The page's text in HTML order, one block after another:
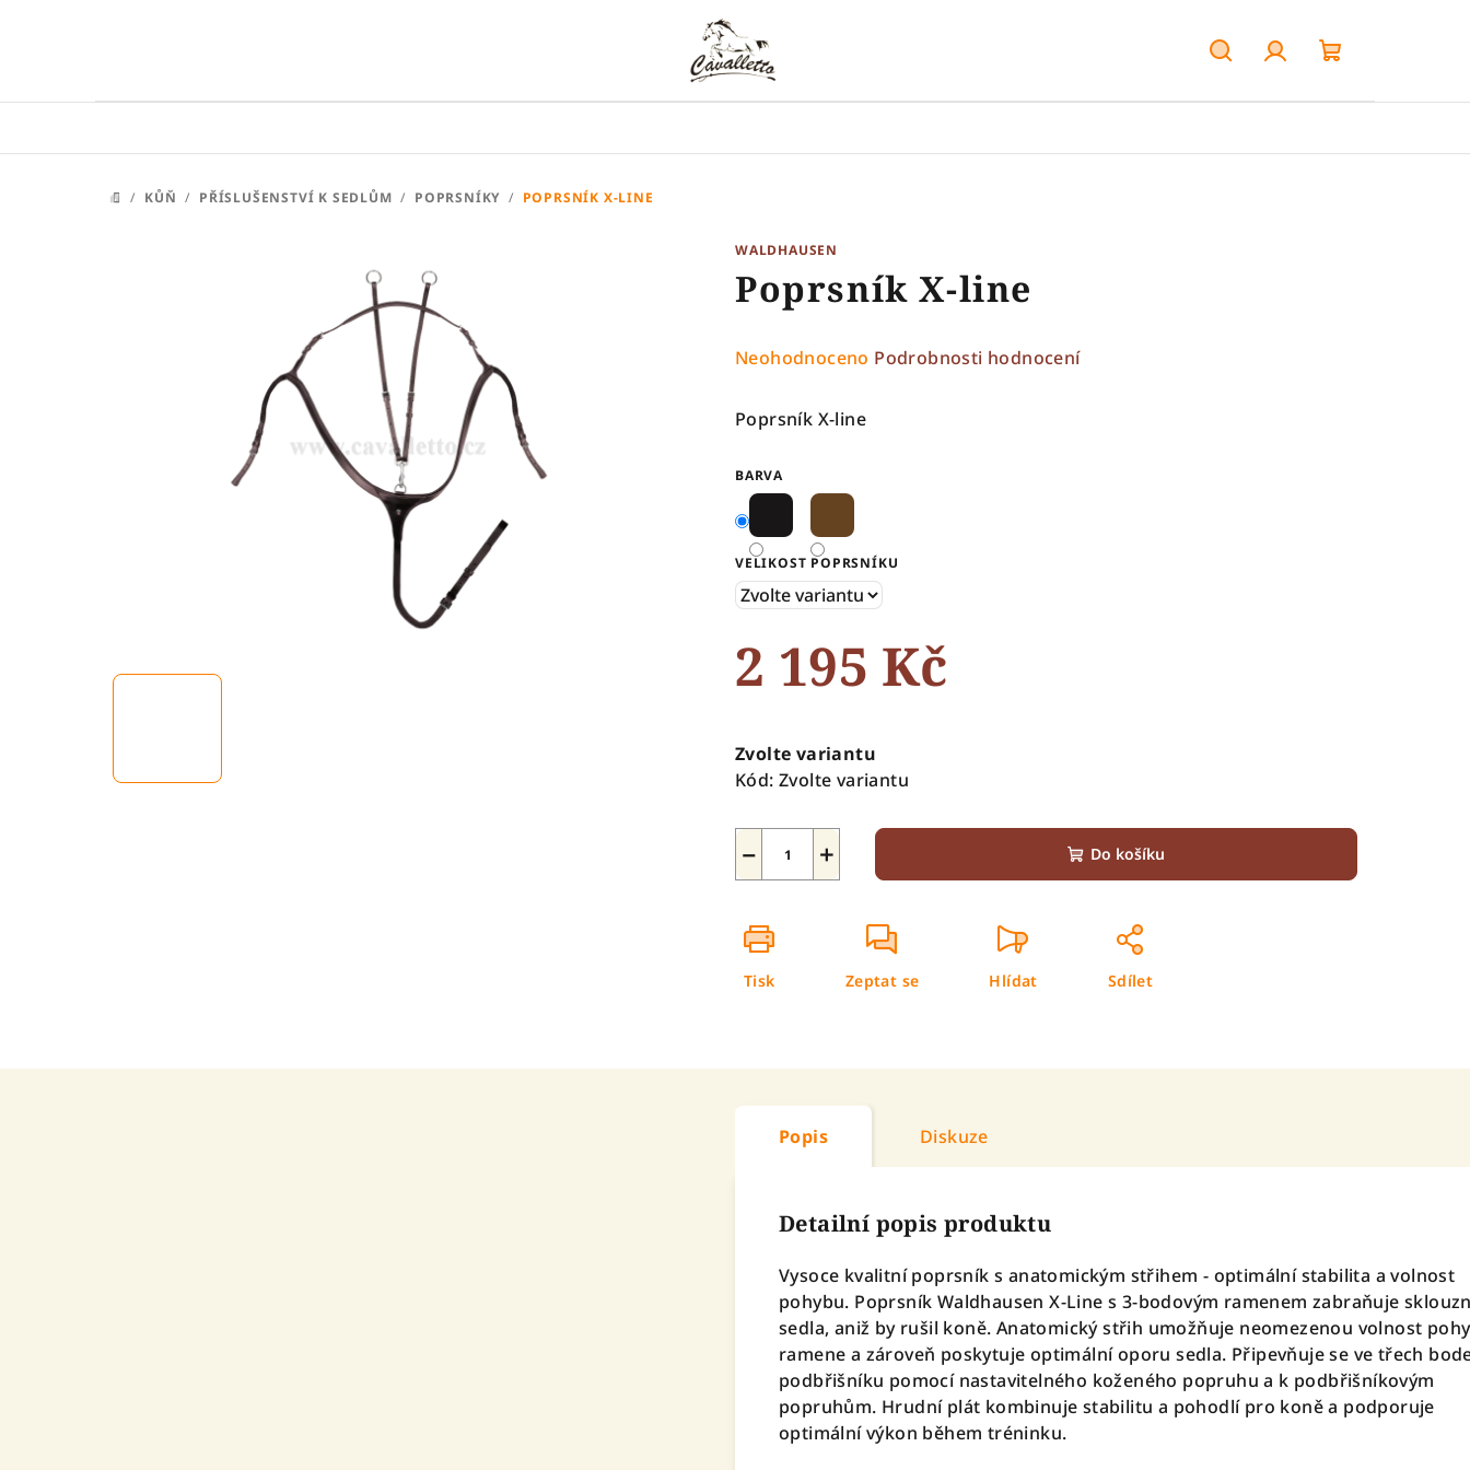
košík
DOMŮ
/ KŮŇ / PŘÍSLUŠENSTVÍ K SEDLŮM / POPRSNÍKY / POPRSNÍK X-LINE
WALDHAUSEN
Poprsník X-line
Průměrné
produktu
z
5
hvězdiček.
Neohodnoceno Podrobnosti hodnocení
Poprsník X-line
BARVA
VELIKOST POPRSNÍKU
2 195 Kč
cena:
Zvolte variantu
Kód: Zvolte variantu
+
− Do košíku
Tisk Zeptat se Hlídat Sdílet
Popis Diskuze
Detailní popis produktu
Vysoce kvalitní poprsník s anatomickým střihem - optimální stabilita a volnost
pohybu. Poprsník Waldhausen X-Line s 3-bodovým ramenem zabraňuje
sedla, aniž by rušil koně. Anatomický střih umožňuje neomezenou volnost
ramene a zároveň poskytuje optimální oporu sedla. Připevňuje se ve třech
podbřišníku pomocí nastavitelného koženého popruhu a k podbřišníkovým
popruhům. Hrudní plát kombinuje stabilitu a pohodlí pro koně a podporuje
optimální výkon během tréninku.